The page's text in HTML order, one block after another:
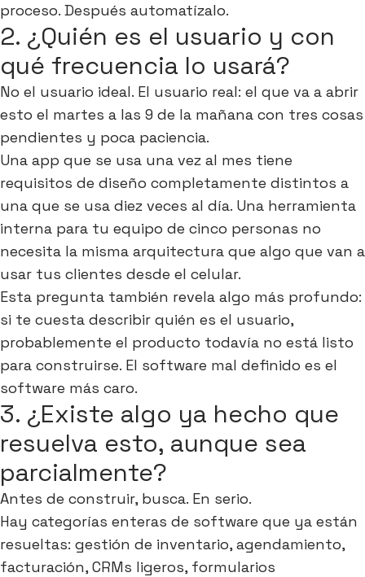
proceso. Después automatízalo.
2. ¿Quién es el usuario y con
qué frecuencia lo usará?
No el usuario ideal. El usuario real: el que va a abrir
esto el martes a las 9 de la mañana con tres cosas
pendientes y poca paciencia.
Una app que se usa una vez al mes tiene
requisitos de diseño completamente distintos a
una que se usa diez veces al día. Una herramienta
interna para tu equipo de cinco personas no
necesita la misma arquitectura que algo que van a
usar tus clientes desde el celular.
Esta pregunta también revela algo más profundo:
si te cuesta describir quién es el usuario,
probablemente el producto todavía no está listo
para construirse. El software mal definido es el
software más caro.
3. ¿Existe algo ya hecho que
resuelva esto, aunque sea
parcialmente?
Antes de construir, busca. En serio.
Hay categorías enteras de software que ya están
resueltas: gestión de inventario, agendamiento,
facturación, CRMs ligeros, formularios